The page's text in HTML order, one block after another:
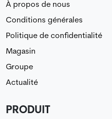
À propos de nous
Conditions générales
Politique de confidentialité
Magasin
Groupe
Actualité
PRODUIT